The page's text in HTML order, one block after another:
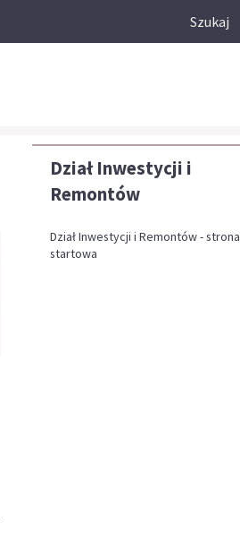
Szukaj
Dział Inwestycji i
Remontów
Dział Inwestycji i Remontów - strona
startowa